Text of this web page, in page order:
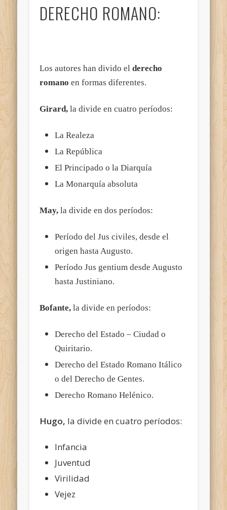
DERECHO ROMANO:
Los autores han divido elderecho
romano en formas diferentes.
Girard, la divide en cuatro períodos:
La Realeza
La República
El Principado o la Diarquía
La Monarquía absoluta
May,la divide en dos períodos:
Período del Jus civiles, desde el
origen hasta Augusto.
Período Jus gentium desde Augusto
hasta Justiniano.
Bofante, la divide en períodos:
Derecho del Estado – Ciudad o
Quiritario.
Derecho del Estado Romano Itálico
o del Derecho de Gentes.
Derecho Romano Helénico.
Hugo, la divide en cuatro períodos:
Infancia
Juventud
Virilidad
Vejez